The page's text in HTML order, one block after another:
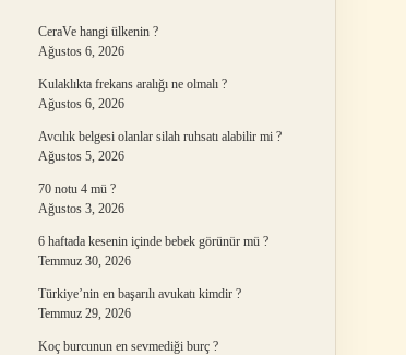
CeraVe hangi ülkenin ?
Ağustos 6, 2026
Kulaklıkta frekans aralığı ne olmalı ?
Ağustos 6, 2026
Avcılık belgesi olanlar silah ruhsatı alabilir mi ?
Ağustos 5, 2026
70 notu 4 mü ?
Ağustos 3, 2026
6 haftada kesenin içinde bebek görünür mü ?
Temmuz 30, 2026
Türkiye’nin en başarılı avukatı kimdir ?
Temmuz 29, 2026
Koç burcunun en sevmediği burç ?